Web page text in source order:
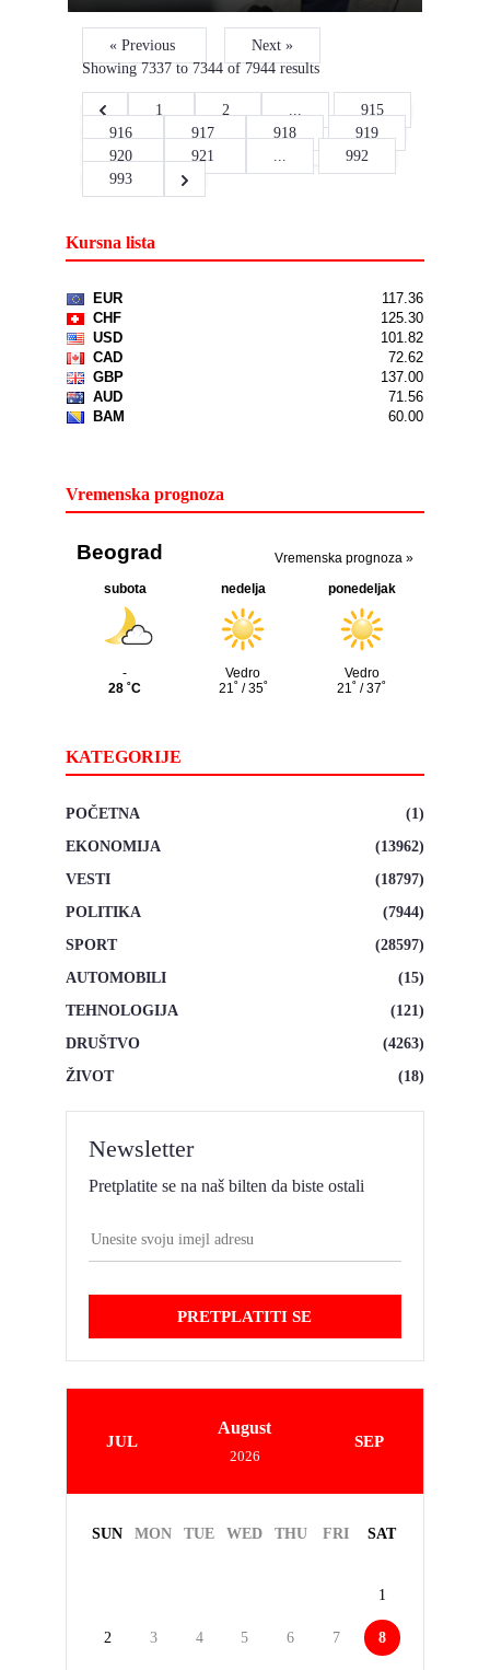
« Previous
Next »
Showing7337to7344of7944results
1 2
915
916
917 918
919
920
921 ...
992
993
Kursna lista
Vremenska prognoza
KATEGORIJE
POČETNA
(1)
EKONOMIJA
(13962)
VESTI
(18797)
POLITIKA
(7944)
SPORT
(28597)
AUTOMOBILI
(15)
TEHNOLOGIJA
(121)
DRUŠTVO
(4263)
ŽIVOT
(18)
Newsletter
Pretplatite se na naš bilten da biste ostali
PRETPLATITI SE
JUL
August
2026
SEP
SUN MON TUE WED THU FRI SAT
1
2 3 4 5 6 7 8